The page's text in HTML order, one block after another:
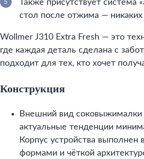
Также присутствует система
стол после отжима — никаких
Wollmer J310 Extra Fresh — это
где каждая деталь сделана с
подходит для тех, кто хочет
Конструкция
Внешний вид соковыжималки
актуальные тенденции
Корпус устройства
формами и чёткой